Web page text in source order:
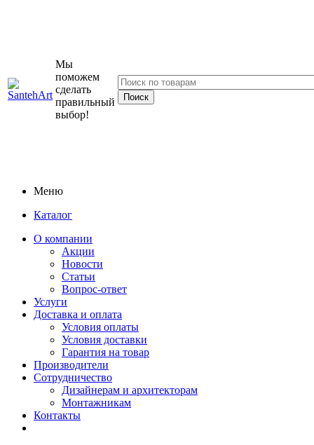
Мы
поможем
сделать
правильный
выбор!
Меню
Каталог
О компании
Акции
Новости
Статьи
Вопрос-ответ
Услуги
Доставка и оплата
Условия оплаты
Условия доставки
Гарантия на товар
Производители
Сотрудничество
Дизайнерам и архитекторам
Монтажникам
Контакты